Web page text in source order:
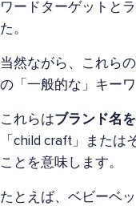
ワードターゲットと
た。
当然ながら、これら
の「一般的な」キー
これらはブランド名
「child craft」または
ことを意味します。
たとえば、ベビーベ